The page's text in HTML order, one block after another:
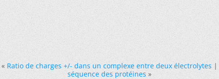
« Ratio de charges +/- dans un complexe entre deux électrolytes|
séquence des protéines »